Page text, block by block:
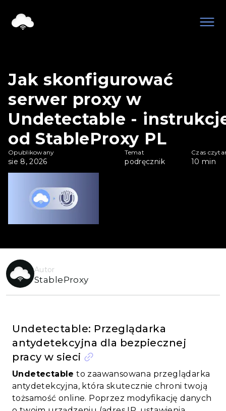
Jak skonfigurować
serwer proxy w
Undetectable -
od StableProxy PL
Opublikowany
sie 8, 2026
Temat
podręcznik
Czas
10min
Autor
StableProxy
Undetectable: Przeglądarka
antydetekcyjna dla bezpiecznej
pracy w sieci
Undetectable to zaawansowana przeglądarka
antydetekcyjna, która skutecznie chroni twoją
tożsamość online. Poprzez modyfikację danych